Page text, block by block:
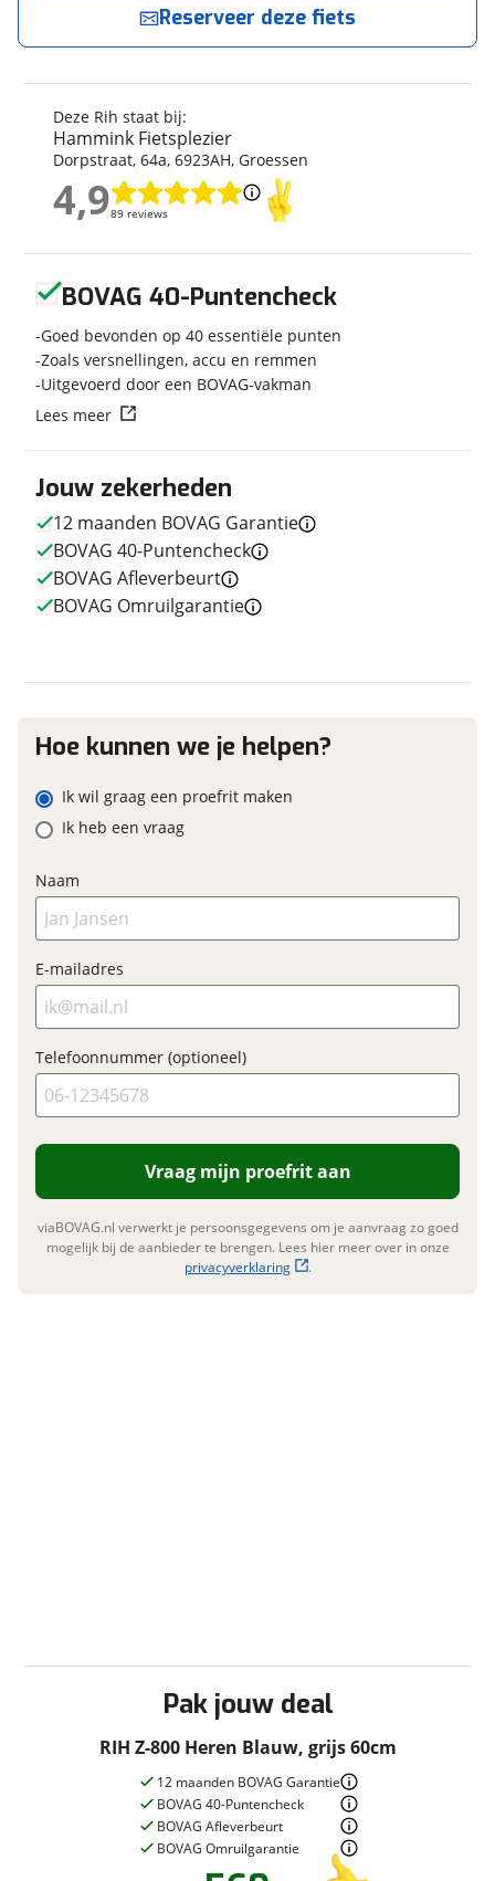
Rih
Model
Z-800
Framehoogte
Wielmaat
28 inch
Nieuw of occasion
Occasion
Techniek
Aantal versnellingen
27
Fabriekskleur
Blauw, grijs
Niet elektrisch
Financieel
BTW/marge
Marge
Garanties
BOVAG Garantie
Pak jouw deal
RIH Z-800 Heren Blauw, grijs 60cm
12 maanden BOVAG Garantie
BOVAG 40-Puntencheck
BOVAG Afleverbeurt
BOVAG Omruilgarantie
Deze Rih staat bij:
Hammink Fietsplezier
Dorpstraat, 64a, 6923AH, Groessen
4,989 reviews
4,9
Reserveer deze fiets
Hammink Fietsplezier neemt snel contact met
Naam
viaBOVAG.nl verwerkt je persoonsgegevens om je aanvraag zo
goed mogelijk bij de aanbieder te brengen. Lees hier meer
over in onze privacyverklaring
Jouw zekerheden
12 maanden BOVAG Garantie
BOVAG 40-Puntencheck
BOVAG Afleverbeurt
BOVAG Omruilgarantie
BOVAG 40-Puntencheck
Goed bevonden op 40 essentiële punten
Zoals versnellingen, accu en remmen
Uitgevoerd door een BOVAG-vakman
Lees meer
Hoe kunnen we je helpen?
Ik wil graag een proefrit maken
Ik heb een vraag
Naam
E-mailadres
Telefoonnummer (optioneel)
Vraag mijn proefrit aan
viaBOVAG.nl verwerkt je persoonsgegevens om je aanvraag zo goed
mogelijk bij de aanbieder te brengen. Lees hier meer over in onze
privacyverklaring
.